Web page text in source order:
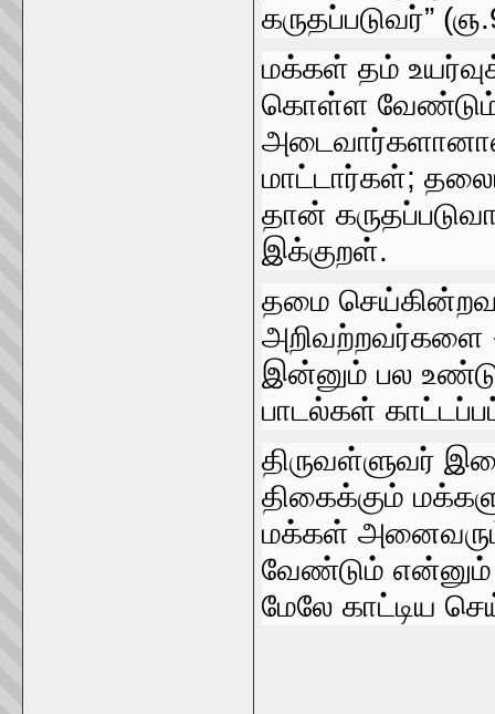
கருதப்படுவர்‌”
மக்கள்‌ தம்‌
கொள்ள
மாட்டார்கள்‌;
தான்‌
இக்குறள்‌.
தமை
அறிவற்றவர்களை
இன்னும்‌ பல
பாடல்கள்‌
திருவள்ளுவர்‌
திகைக்கும்‌
மக்கள்‌ அனைவரும்‌
வேண்டும்‌
மேலே காட்டிய